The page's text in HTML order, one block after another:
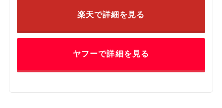
楽天で詳細を見る
ヤフーで詳細を見る